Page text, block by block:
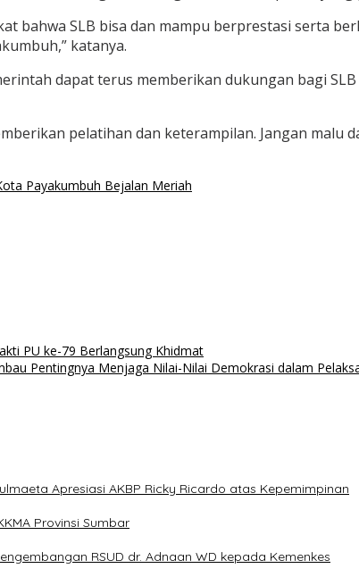
bahwa SLB bisa dan mampu berprestasi serta
katanya.
dapat terus memberikan dukungan bagi
pelatihan dan keterampilan. Jangan
Payakumbuh Bejalan Meriah
PU ke-79 Berlangsung Khidmat
Pentingnya Menjaga Nilai-Nilai Demokrasi dalam
Apresiasi AKBP Ricky Ricardo atas Kepemimpinan
Provinsi Sumbar
RSUD dr. Adnaan WD kepada Kemenkes